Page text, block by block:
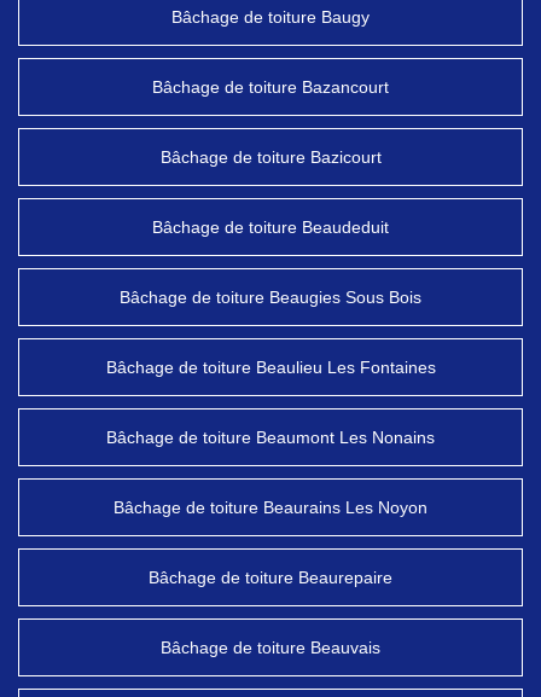
Bâchage de toiture Baugy
Bâchage de toiture Bazancourt
Bâchage de toiture Bazicourt
Bâchage de toiture Beaudeduit
Bâchage de toiture Beaugies Sous Bois
Bâchage de toiture Beaulieu Les Fontaines
Bâchage de toiture Beaumont Les Nonains
Bâchage de toiture Beaurains Les Noyon
Bâchage de toiture Beaurepaire
Bâchage de toiture Beauvais